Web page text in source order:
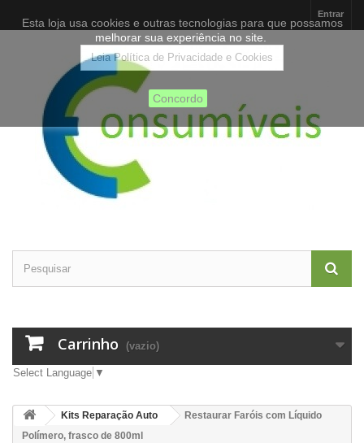
Entrar
Carrinho (vazio)
Select Language ▼
Kits Reparação Auto
Restaurar Faróis com Líquido
Polímero, frasco de 800ml
Esta loja usa cookies e outras tecnologias para que possamos
melhorar sua experiência no site.
Leia Política de Privacidade e Cookies
Concordo